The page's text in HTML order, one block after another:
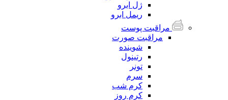
ژل ابرو
ریمل ابرو
مراقبت پوست
مراقبت صورت
شوینده
رتینول
تونر
سرم
کرم شب
کرم روز